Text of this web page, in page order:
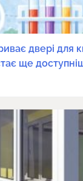
двері для
ще